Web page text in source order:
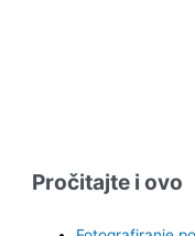
Pročitajte i ovo